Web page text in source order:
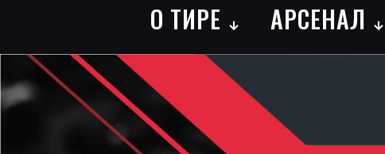
О ТИРЕ АРСЕНАЛ